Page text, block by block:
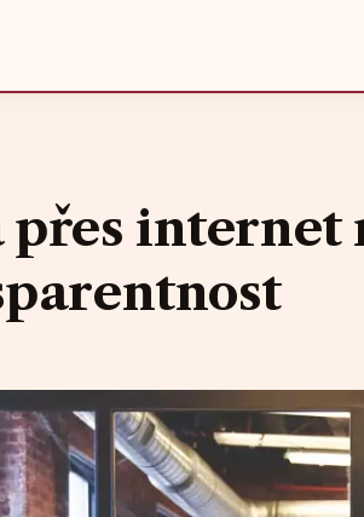
přes